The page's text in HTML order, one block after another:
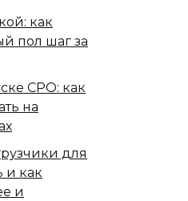
как
пол шаг за
СРО: как
на
для
и как
и